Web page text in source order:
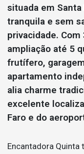
situada em
tranquila e sem
privacidade.
ampliação até 5
frutífero,
apartamento
alia charme
excelente
Faro e do
Encantadora